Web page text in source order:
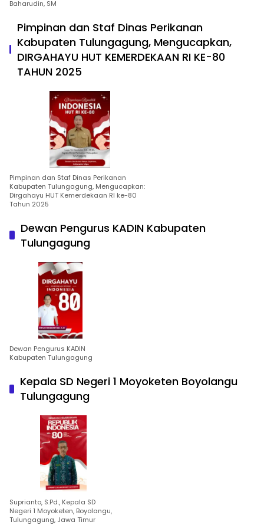
Baharudin, SM
Pimpinan dan Staf Dinas Perikanan
Kabupaten Tulungagung, Mengucapkan,
DIRGAHAYU HUT KEMERDEKAAN RI KE-80
TAHUN 2025
Pimpinan dan Staf Dinas Perikanan
Kabupaten Tulungagung, Mengucapkan:
Dirgahayu HUT Kemerdekaan RI ke-80
Tahun 2025
Dewan Pengurus KADIN Kabupaten
Tulungagung
Dewan Pengurus KADIN
Kabupaten Tulungagung
Kepala SD Negeri 1 Moyoketen Boyolangu
Tulungagung
Suprianto, S.Pd., Kepala SD
Negeri 1 Moyoketen, Boyolangu,
Tulungagung, Jawa Timur